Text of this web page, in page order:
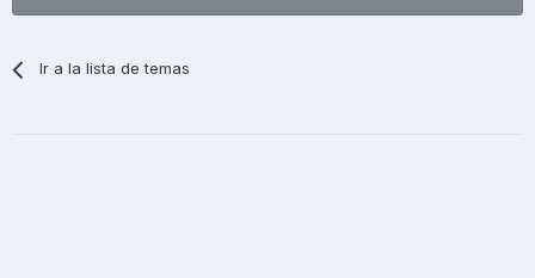
Ir a la lista de temas